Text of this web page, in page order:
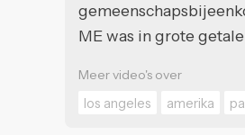
ME was in grote
Meer video's over
los angeles
amerika